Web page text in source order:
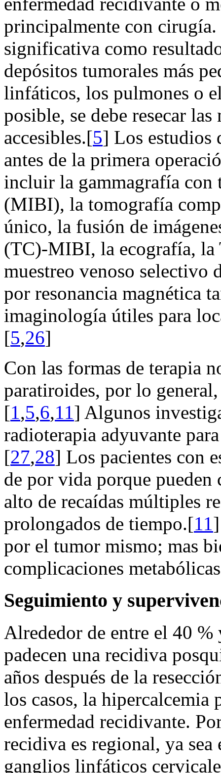
principalmente con
significativa como
depósitos tumorales más
linfáticos, los pulmones o
posible, se debe resecar las
accesibles.[5] Los estudios
antes de la primera
incluir la gammagrafía con
(MIBI), la tomografía
único, la fusión de
(TC)-MIBI, la ecografía, la
muestreo venoso selectivo
por resonancia magnética
imaginología útiles para
[5,26]
Con las formas de terapia
paratiroides, por lo
[1,5,6,11] Algunos
radioterapia adyuvante
[27,28] Los pacientes con
de por vida porque
alto de recaídas múltiples
prolongados de tiempo.[11
por el tumor mismo; mas
complicaciones
Seguimiento y
Alrededor de entre el 40 %
padecen una recidiva
años después de la
los casos, la hipercalcemia
enfermedad recidivante.
recidiva es regional, ya
ganglios linfáticos